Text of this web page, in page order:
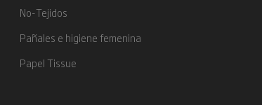
No-Tejidos
Pañales e higiene femenina
Papel Tissue